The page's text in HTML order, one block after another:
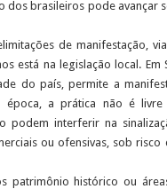
dos brasileiros pode avançar
de manifestação,
está na legislação local. Em
do país, permite a
época, a prática não é livre
podem interferir na
ou ofensivas, sob risco
patrimônio histórico ou